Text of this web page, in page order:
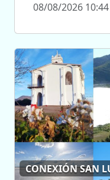
08/08/2026 10:44
CONEXIÓN SAN